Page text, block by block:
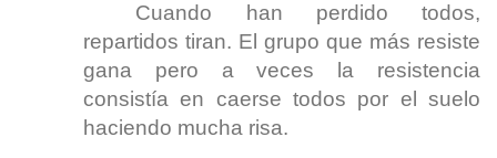
Cuando han perdido todos,
repartidos tiran. El grupo que más resiste
gana pero a veces la resistencia
consistía en caerse todos por el suelo
haciendo mucha risa.